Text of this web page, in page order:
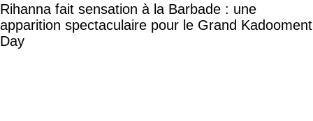
Rihanna fait sensation à la Barbade : une
apparition spectaculaire pour le Grand Kadooment
Day